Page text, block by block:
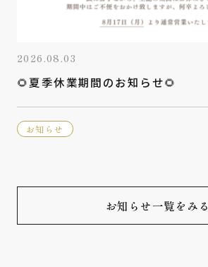
2026.08.03
🌻夏季休業期間のお知らせ🌻
お知らせ
お知らせ一覧をみる